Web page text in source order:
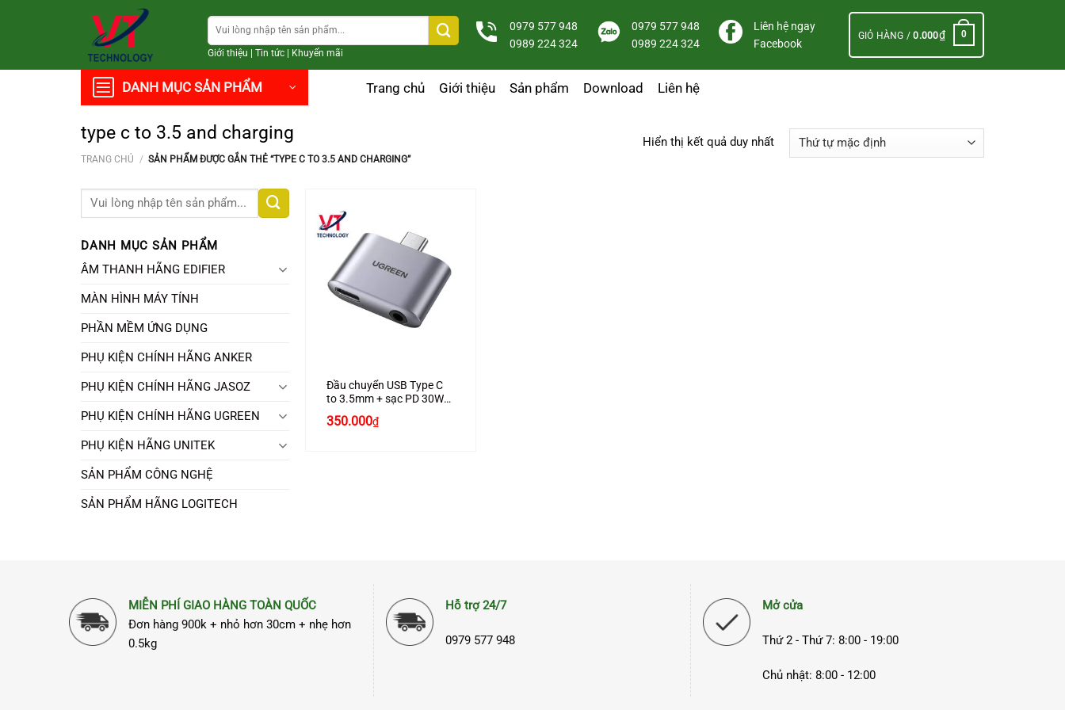
Tìm
kiếm:
Giới thiệu Tin tức| Khuyến mãi
0979 577 948
0989 224 324
0979 577 948
0989 224 324
Liên hệ ngay
Facebook
GIỎ HÀNG /0.000₫ 0
DANH MỤC SẢN PHẨM Trang chủ Giới thiệu Sản phẩm Download Liên hệ
type c to 3.5 and charging
TRANG CHỦ / SẢN PHẨM ĐƯỢC GẮN THẺ “TYPE C TO 3.5 AND CHARGING”
Hiển thị kết quả duy nhất
Tìm
DANH MỤC SẢN PHẨM
ÂM THANH HÃNG EDIFIER
MÀN HÌNH MÁY TÍNH
PHẦN MỀM ỨNG DỤNG
PHỤ KIỆN CHÍNH HÃNG ANKER
PHỤ KIỆN CHÍNH HÃNG JASOZ
PHỤ KIỆN CHÍNH HÃNG UGREEN
PHỤ KIỆN HÃNG UNITEK
SẢN PHẨM CÔNG NGHỆ
SẢN PHẨM HÃNG LOGITECH
Đầu chuyển USB Type C
to 3.5mm + sạc PD 30W
350.000₫
MIỄN PHÍ GIAO HÀNG TOÀN QUỐC
Đơn hàng 900k + nhỏ hơn 30cm + nhẹ hơn
0.5kg
Hỗ trợ 24/7
0979 577 948
Mở cửa
Thứ 2 - Thứ 7: 8:00 - 19:00
Chủ nhật: 8:00 - 12:00